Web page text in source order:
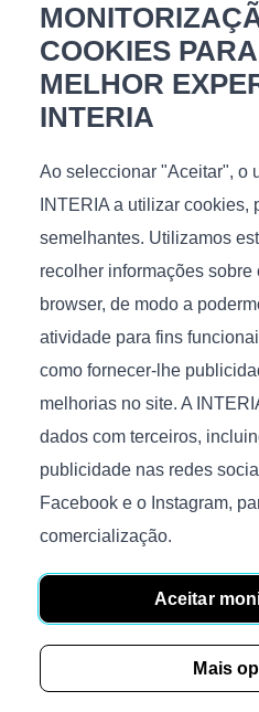
Manila
€982
Tamanho (C/P/A), cm.: 200x300x0,9
COOKIES
MELHOR
INTERIA
Ao seleccionar "Aceitar", o
INTERIA a utilizar
semelhantes. Utilizamos
recolher informações
browser, de modo a
atividade para fins
como fornecer-lhe
melhorias no site. A
dados com terceiros,
publicidade nas redes
Facebook e o Instagram,
comercialização.
Aceitar
Mais